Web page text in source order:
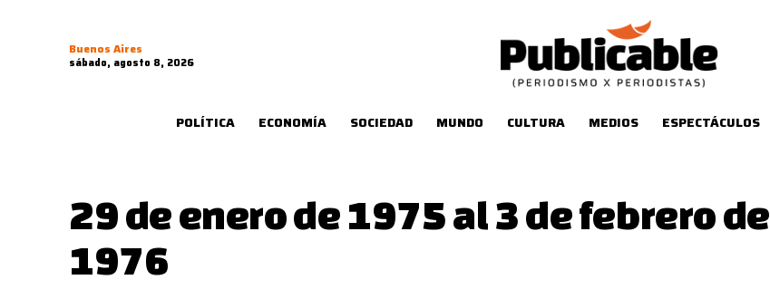
Buenos Aires
sábado, agosto 8, 2026
POLÍTICA ECONOMÍA SOCIEDAD MUNDO CULTURA MEDIOS ESPECTÁCULOS
29 de enero de 1975 al 3 de febrero de
1976